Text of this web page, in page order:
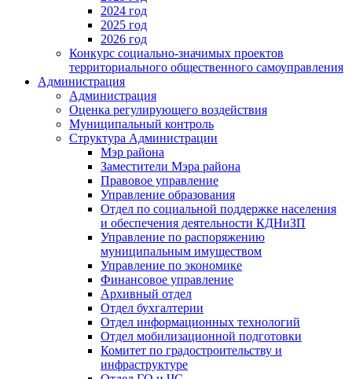
2024 год
2025 год
2026 год
Конкурс социально-значимых проектов
территориального общественного самоуправления
Администрация
Администрация
Оценка регулирующего воздействия
Муниципальный контроль
Структура Администрации
Мэр района
Заместители Мэра района
Правовое управление
Управление образования
Отдел по социальной поддержке населения
и обеспечения деятельности КДНиЗП
Управление по распоряжению
муниципальным имуществом
Управление по экономике
Финансовое управление
Архивный отдел
Отдел бухгалтерии
Отдел информационных технологий
Отдел мобилизационной подготовки
Комитет по градостроительству и
инфраструктуре